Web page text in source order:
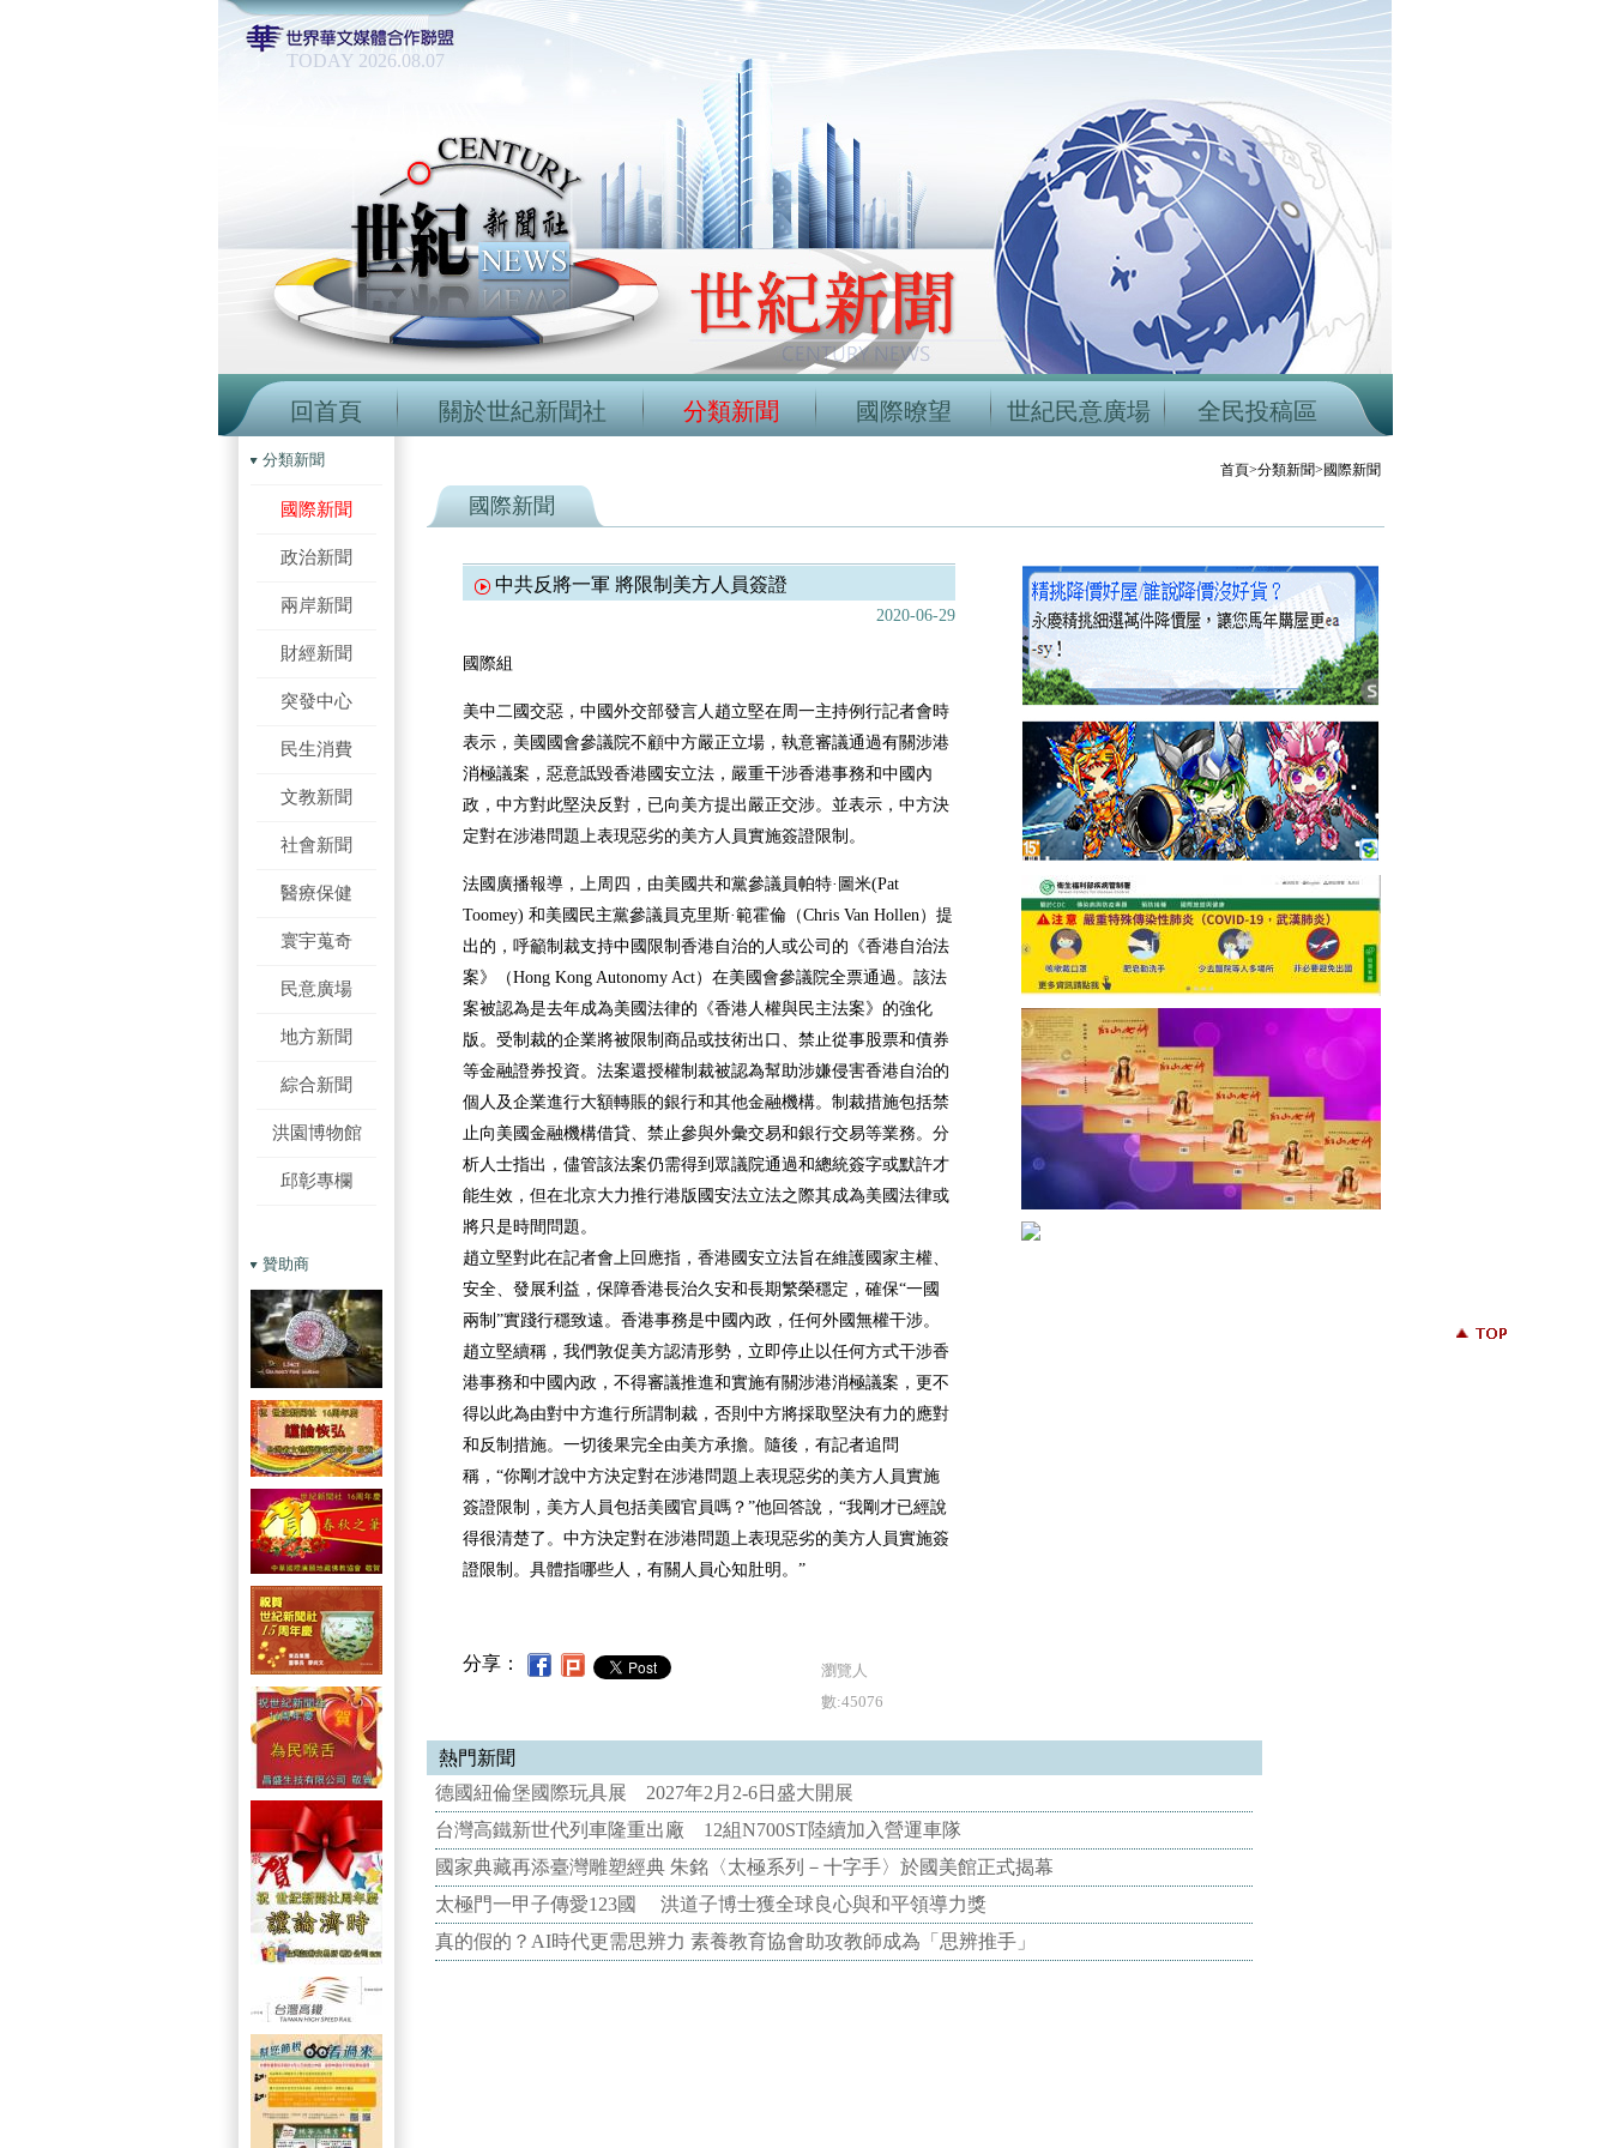
TODAY 2026.08.07
回首頁 關於世紀新聞社 分類新聞 國際暸望 世紀民意廣場 全民投稿區
分類新聞
國際新聞
政治新聞
兩岸新聞
財經新聞
突發中心
民生消費
文教新聞
社會新聞
醫療保健
寰宇蒐奇
民意廣場
地方新聞
綜合新聞
洪園博物館
邱彰專欄
贊助商
首頁>分類新聞>國際新聞
國際新聞
中共反將一軍 將限制美方人員簽證
2020-06-29
國際組
美中二國交惡，中國外交部發言人趙立堅在周一主持例行記者會時
表示，美國國會參議院不顧中方嚴正立場，執意審議通過有關涉港
消極議案，惡意詆毀香港國安立法，嚴重干涉香港事務和中國內
政，中方對此堅決反對，已向美方提出嚴正交涉。並表示， 中方決
定對在涉港問題上表現惡劣的美方人員實施簽證限制。
法國廣播報導，上周四，由美國共和黨參議員帕特·圖米(Pat
Toomey) 和美國民主黨參議員克里斯·範霍倫（Chris Van Hollen）提
出的，呼籲制裁支持中國限制香港自治的人或公司的《香港自治法
案》（Hong Kong Autonomy Act）在美國會參議院全票通過。該法
案被認為是去年成為美國法律的《香港人權與民主法案》的強化
版。受制裁的企業將被限制商品或技術出口、禁止從事股票和債券
等金融證券投資。法案還授權制裁被認為幫助涉嫌侵害香港自治的
個人及企業進行大額轉賬的銀行和其他金融機構。制裁措施包括禁
止向美國金融機構借貸、禁止參與外彙交易和銀行交易等業務。分
析人士指出，儘管該法案仍需得到眾議院通過和總統簽字或默許才
能生效，但在北京大力推行港版國安法立法之際其成為美國法律或
將只是時間問題。
趙立堅對此在記者會上回應指，香港國安立法旨在維護國家主權、
安全、發展利益，保障香港長治久安和長期繁榮穩定，確保“一國
兩制”實踐行穩致遠。香港事務是中國內政，任何外國無權干涉。
趙立堅續稱，我們敦促美方認清形勢，立即停止以任何方式干涉香
港事務和中國內政，不得審議推進和實施有關涉港消極議案，更不
得以此為由對中方進行所謂制裁，否則中方將採取堅決有力的應對
和反制措施。一切後果完全由美方承擔。隨後，有記者追問
稱，“你剛才說中方決定對在涉港問題上表現惡劣的美方人員實施
簽證限制，美方人員包括美國官員嗎？”他回答說，“我剛才已經說
得很清楚了。中方決定對在涉港問題上表現惡劣的美方人員實施簽
證限制。具體指哪些人，有關人員心知肚明。”
分享：
瀏覽人
數:45076
熱門新聞
德國紐倫堡國際玩具展 2027年2月2-6日盛大開展
台灣高鐵新世代列車隆重出廠 12組N700ST陸續加入營運車隊
國家典藏再添臺灣雕塑經典 朱銘〈太極系列－十字手〉於國美館正式揭幕
太極門一甲子傳愛123國 洪道子博士獲全球良心與和平領導力獎
真的假的？AI時代更需思辨力 素養教育協會助攻教師成為「思辨推手」